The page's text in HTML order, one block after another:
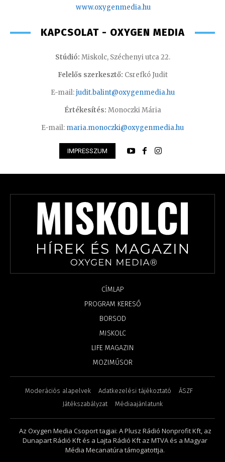
www.oxygenmedia.hu
KAPCSOLAT - OXYGEN MEDIA
Stúdió: Miskolc, Széchenyi utca 22.
Felelős szerkesztő: Csrefkó Judit
E-mail:judit.balint@oxygenmedia.hu
Értékesítés: Monoczki Mária
E-mail: maria.monoczki@oxygenmedia.hu
IMPRESSZUM
CÍMLAP
PROGRAM KERESŐ
BORSOD
MISKOLC
LIFE MAGAZIN
MOZIMŰSOR
Moderációs alapelvek Adatkezelési tájékoztató
ÁSZF
Játékszabályzat
Médiaajánlatunk
Az Oxygen Media Csoport tagjai: A Plusz Rádió Nonprofit Kft, az
Dunapart Rádió Kft és a Lajta Rádió Kft az MTVA és a Magyar
Média Mecanatúra támogatottja.